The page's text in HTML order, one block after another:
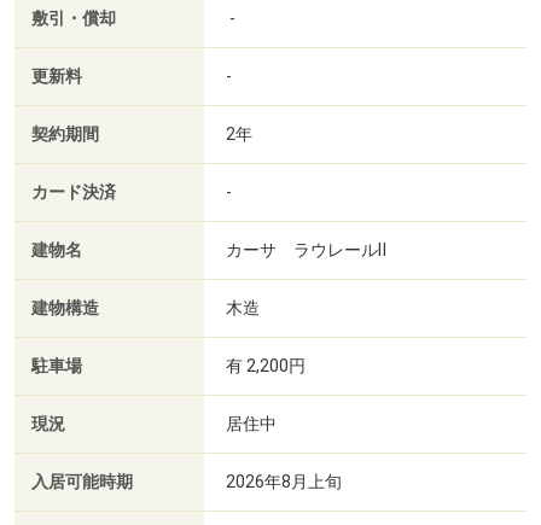
敷引・償却 -
更新料 -
契約期間 2年
カード決済 -
建物名 カーサ ラウレールⅡ
建物構造 木造
駐車場 有 2,200円
現況 居住中
入居可能時期 2026年8月上旬